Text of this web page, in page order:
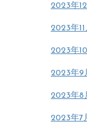
2023年12
2023年11
2023年
2023年9
2023年8
2023年7